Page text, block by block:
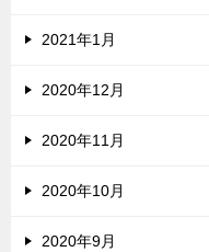
2021年1月
2020年12月
2020年11月
2020年10月
2020年9月